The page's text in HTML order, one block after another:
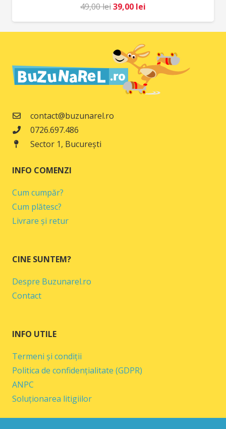
49,00leiPrețul
inițial
a
fost:
49,00 lei.
39,00 lei
curent
este:
39,00 lei.
contact@buzunarel.ro
0726.697.486
Sector 1, București
INFO COMENZI
Cum cumpăr?
Cum plătesc?
Livrare și retur
CINE SUNTEM?
Despre Buzunarel.ro
Contact
INFO UTILE
Termeni și condiții
Politica de confidențialitate (GDPR)
ANPC
Soluționarea litigiilor